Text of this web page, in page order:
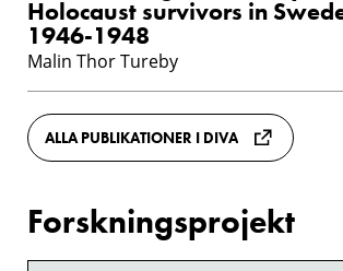
Holocaust survivors in
1946-1948
Malin Thor Tureby
ALLA PUBLIKATIONER I DIVA
Forskningsprojekt